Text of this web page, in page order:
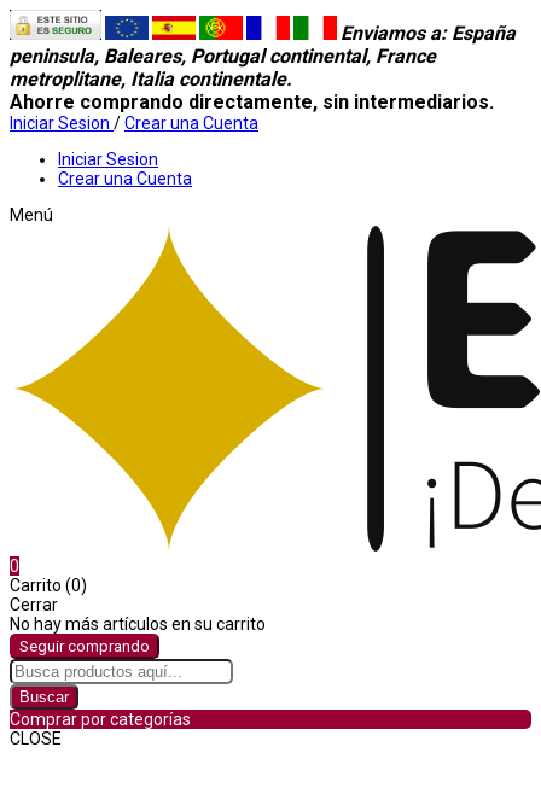
Enviamos a: España
peninsula, Baleares, Portugal continental, France
metroplitane, Italia continentale.
Ahorre comprando directamente, sin intermediarios.
Iniciar Sesion /Crear una Cuenta
Iniciar Sesion
Crear una Cuenta
Menú
0
Carrito (0)
Cerrar
No hay más artículos en su carrito
Seguir comprando
Buscar
Comprar por categorías
CLOSE